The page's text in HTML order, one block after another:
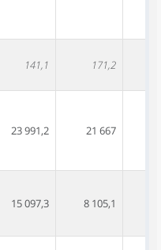
141,1 171,2
23 991,2 21 667
15 097,3 8 105,1